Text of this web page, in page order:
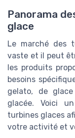
Panorama
glace
Le marché des
vaste et il peut
les produits
besoins
gelato, de
glacée. Voici
turbines glaces
votre activité et